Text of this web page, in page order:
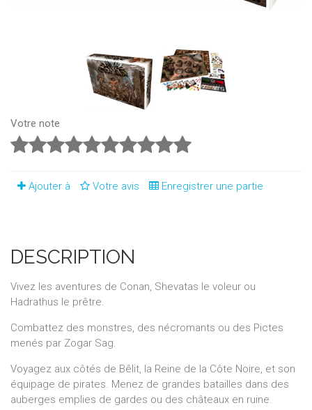
Votre note
Ajouter à Votre avis Enregistrer une partie
DESCRIPTION
Vivez les aventures de Conan, Shevatas le voleur ou
Hadrathus le prêtre.
Combattez des monstres, des nécromants ou des Pictes
menés par Zogar Sag.
Voyagez aux côtés de Bêlit, la Reine de la Côte Noire, et son
équipage de pirates. Menez de grandes batailles dans des
auberges emplies de gardes ou des châteaux en ruine.